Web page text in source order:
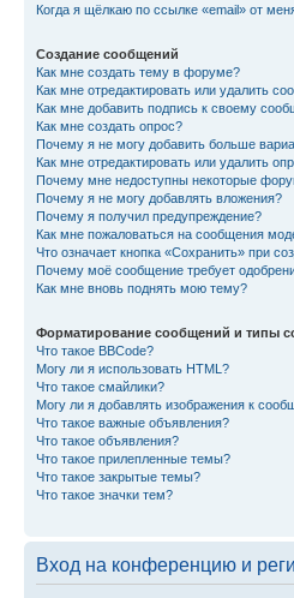
Когда я щёлкаю по ссылке «email» от
Создание сообщений
Как мне создать тему в форуме?
Как мне отредактировать или удалить
Как мне добавить подпись к своему
Как мне создать опрос?
Почему я не могу добавить больше
Как мне отредактировать или удалить
Почему мне недоступны некоторые
Почему я не могу добавлять вложения?
Почему я получил предупреждение?
Как мне пожаловаться на сообщения
Что означает кнопка «Сохранить» при
Почему моё сообщение требует
Как мне вновь поднять мою тему?
Форматирование сообщений и типы
Что такое BBCode?
Могу ли я использовать HTML?
Что такое смайлики?
Могу ли я добавлять изображения к
Что такое важные объявления?
Что такое объявления?
Что такое прилепленные темы?
Что такое закрытые темы?
Что такое значки тем?
Вход на конференцию и